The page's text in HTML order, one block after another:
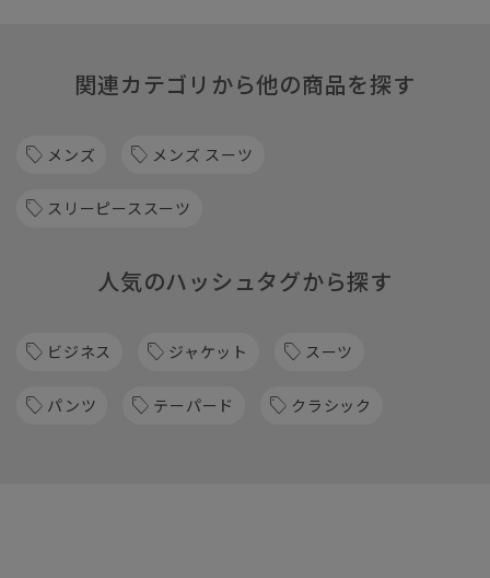
関連カテゴリから他の商品を探す
メンズ メンズ スーツ
スリーピーススーツ
人気のハッシュタグから探す
ビジネス ジャケット スーツ
パンツ テーパード クラシック